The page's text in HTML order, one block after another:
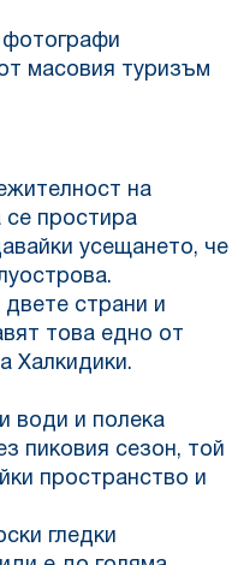
фотографи
масовия туризъм
на
се простира
усещането, че
страни и
това едно от
Халкидики.
води и полека
пиковия сезон, той
пространство и
гледки